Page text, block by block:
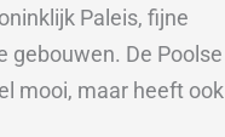
Paleis, fijne
gebouwen. De Poolse
mooi, maar heeft ook